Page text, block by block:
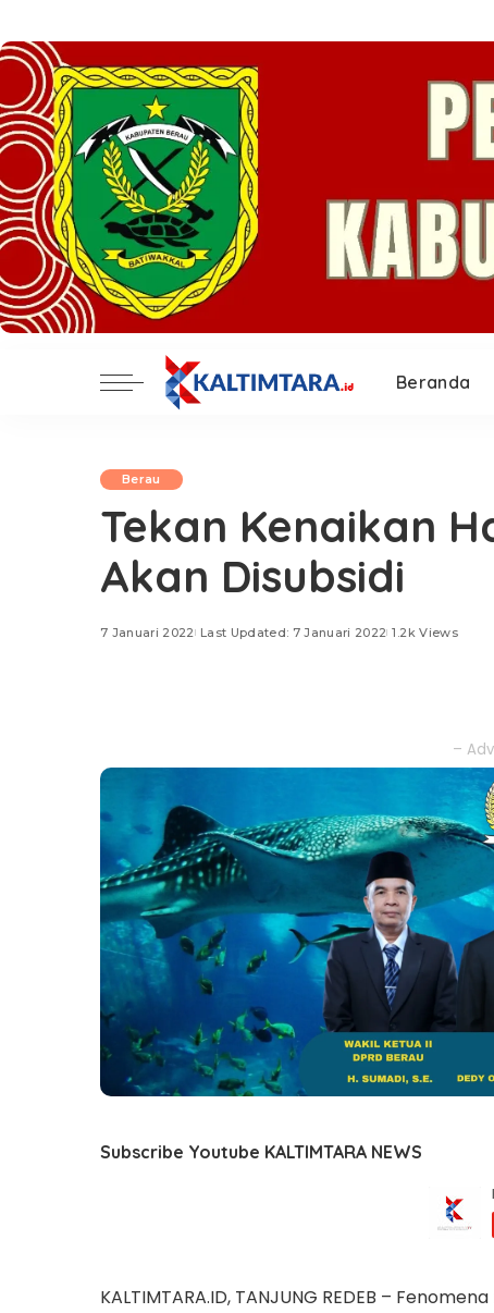
Beranda
Berau
Tekan Kenaikan
Akan Disubsidi
7 Januari 2022 Last Updated: 7 Januari 2022 1.2k Views
–
Subscribe Youtube KALTIMTARA NEWS
KALTIMTARA.ID, TANJUNG REDEB –